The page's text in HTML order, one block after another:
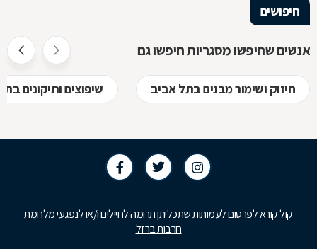
חיפושים
אנשים שחיפשו מסגריות חיפשו גם
חיזוק ושימור מבנים בתל אביב שיפוצים ותיקונים
קול קורא לפרסום לעמותות שתכליתן תרומה לחיילים ו/או לנפגעי מלחמת
חרבות ברזל